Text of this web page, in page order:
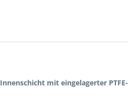
mit eingelagerter PTFE-